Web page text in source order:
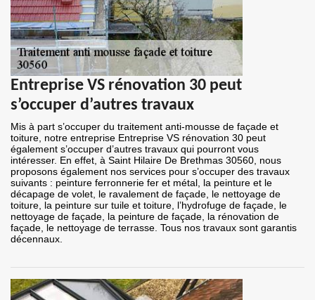
Entreprise VS rénovation 30 peut
s’occuper d’autres travaux
Mis à part s’occuper du traitement anti-mousse de façade et
toiture, notre entreprise Entreprise VS rénovation 30 peut
également s’occuper d’autres travaux qui pourront vous
intéresser. En effet, à Saint Hilaire De Brethmas 30560, nous
proposons également nos services pour s’occuper des travaux
suivants : peinture ferronnerie fer et métal, la peinture et le
décapage de volet, le ravalement de façade, le nettoyage de
toiture, la peinture sur tuile et toiture, l’hydrofuge de façade, le
nettoyage de façade, la peinture de façade, la rénovation de
façade, le nettoyage de terrasse. Tous nos travaux sont garantis
décennaux.